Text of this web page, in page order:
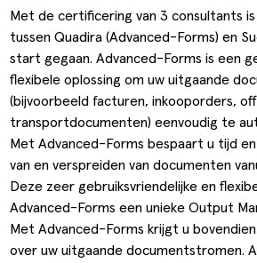
Blogs & Nieuws
Webinars & Events
Downloads
Klantcases
Business Central Trainingen
SucceedIT
aanpak
klanten
team
bij SucceedIT
partners
Met de certificering van 3 consultants
tussen Quadira (Advanced-Forms) en
start gegaan. Advanced-Forms is een
flexibele oplossing om uw uitgaande
(bijvoorbeeld facturen, inkooporders,
transportdocumenten) eenvoudig te
Met Advanced-Forms bespaart u tijd
van en verspreiden van documenten
Deze zeer gebruiksvriendelijke en
Advanced-Forms een unieke Output
Met Advanced-Forms krijgt u
over uw uitgaande documentstromen.